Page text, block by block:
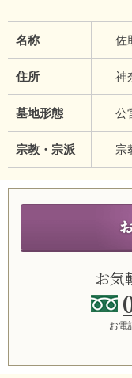
名称 佐
住所 神
墓地形態 公
宗教・宗派 宗
お気
お電